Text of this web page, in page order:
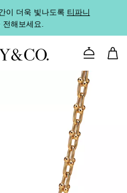
이 더욱 빛나도록 티파니
전해보세요.
문의하기